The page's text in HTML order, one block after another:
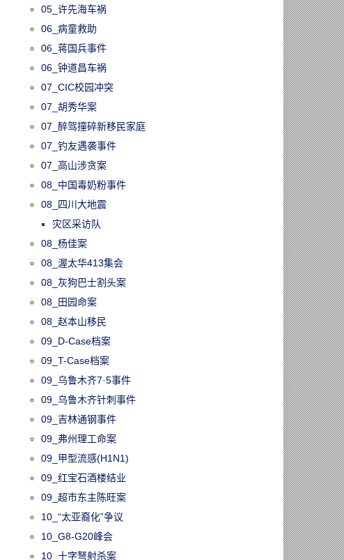
05_许先海车祸
06_病童救助
06_蒋国兵事件
06_钟道昌车祸
07_CIC校园冲突
07_胡秀华案
07_醉驾撞碎新移民家庭
07_钓友遇袭事件
07_高山涉贪案
08_中国毒奶粉事件
08_四川大地震
灾区采访队
08_杨佳案
08_渥太华413集会
08_灰狗巴士割头案
08_田园命案
08_赵本山移民
09_D-Case档案
09_T-Case档案
09_乌鲁木齐7·5事件
09_乌鲁木齐针刺事件
09_吉林通钢事件
09_弗州理工命案
09_甲型流感(H1N1)
09_红宝石酒楼结业
09_超市东主陈旺案
10_“太亚裔化”争议
10_G8-G20峰会
10_十字弩射杀案